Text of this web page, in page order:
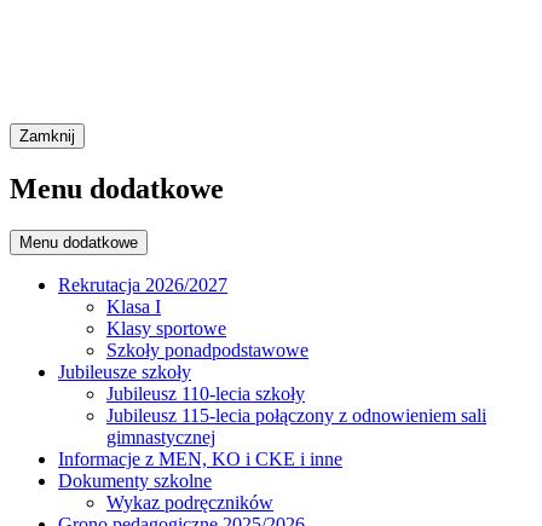
Zamknij
Menu dodatkowe
Menu dodatkowe
Rekrutacja 2026/2027
Klasa I
Klasy sportowe
Szkoły ponadpodstawowe
Jubileusze szkoły
Jubileusz 110-lecia szkoły
Jubileusz 115-lecia połączony z odnowieniem sali
gimnastycznej
Informacje z MEN, KO i CKE i inne
Dokumenty szkolne
Wykaz podręczników